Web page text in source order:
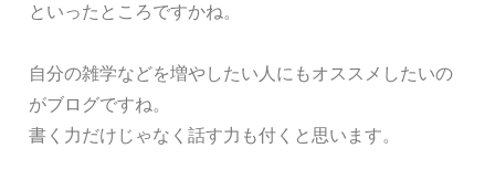
といったところですかね。
自分の雑学などを増やしたい人にもオススメしたいの
がブログですね。
書く力だけじゃなく話す力も付くと思います。